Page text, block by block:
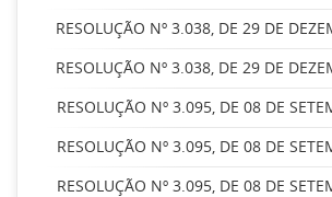
RESOLUÇÃO Nº 3.038, DE 29 DE
RESOLUÇÃO Nº 3.038, DE 29 DE
RESOLUÇÃO Nº 3.095, DE 08 DE
RESOLUÇÃO Nº 3.095, DE 08 DE
RESOLUÇÃO Nº 3.095, DE 08 DE